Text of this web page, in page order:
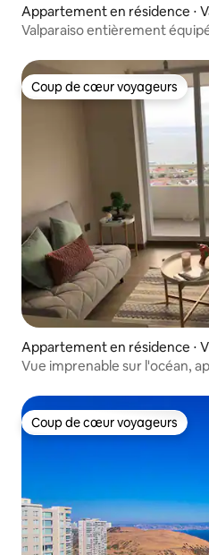
Appartement en résidence ⋅
Valparaiso entièrement
Coup de cœur voyageurs
Coup de cœur voyageurs
Appartement en résidence ⋅
Vue imprenable sur l'océan,
Coup de cœur voyageurs
Coup de cœur voyageurs